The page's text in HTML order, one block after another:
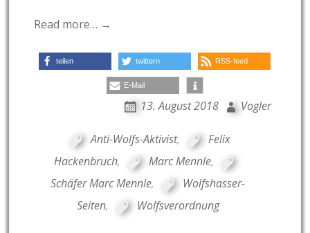
Read more… →
teilen twittern RSS-feed
E-Mail
13. August 2018 Vogler
Anti-Wolfs-Aktivist,
Felix
Hackenbruch, Marc Mennle,
Schäfer Marc Mennle,
Wolfshasser-
Seiten, Wolfsverordnung